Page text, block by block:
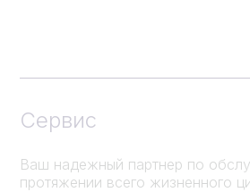
Сервис
Ваш надежный партнер по
протяжении всего жизненного